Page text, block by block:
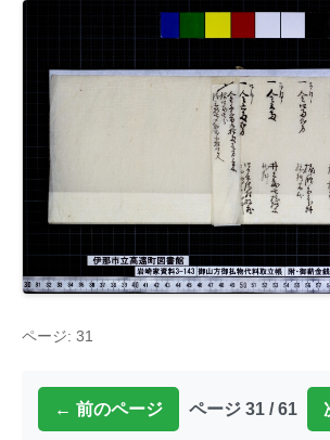
ページ: 31
← 前のページ ページ 31 / 61